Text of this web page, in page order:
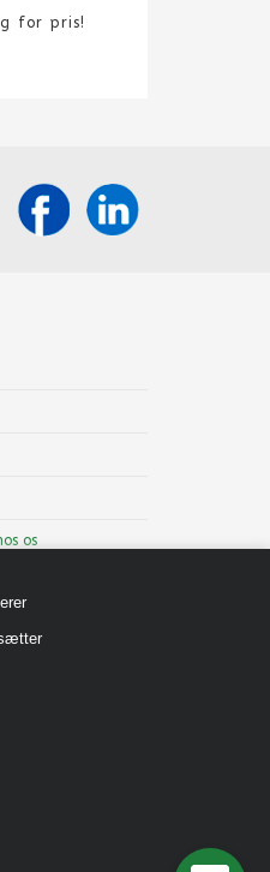
for pris!
os